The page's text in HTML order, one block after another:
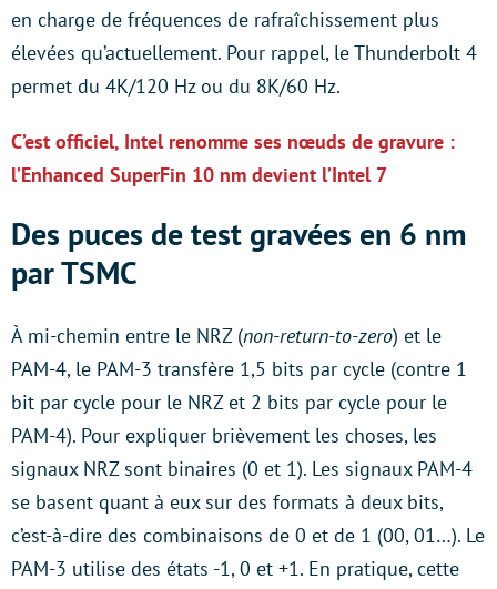
en charge de fréquences de rafraîchissement plus
élevées qu’actuellement. Pour rappel, le Thunderbolt 4
permet du 4K/120 Hz ou du 8K/60 Hz.
C’est officiel, Intel renomme ses nœuds de gravure :
l’Enhanced SuperFin 10 nm devient l’Intel 7
Des puces de test gravées en 6 nm
par TSMC
À mi-chemin entre le NRZ (non-return-to-zero) et le
PAM-4, le PAM-3 transfère 1,5 bits par cycle (contre 1
bit par cycle pour le NRZ et 2 bits par cycle pour le
PAM-4). Pour expliquer brièvement les choses, les
signaux NRZ sont binaires (0 et 1). Les signaux PAM-4
se basent quant à eux sur des formats à deux bits,
c’est-à-dire des combinaisons de 0 et de 1 (00, 01…). Le
PAM-3 utilise des états -1, 0 et +1. En pratique, cette